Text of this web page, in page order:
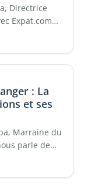
Directrice
Expat.com
: La
et ses
Marraine du
parle de